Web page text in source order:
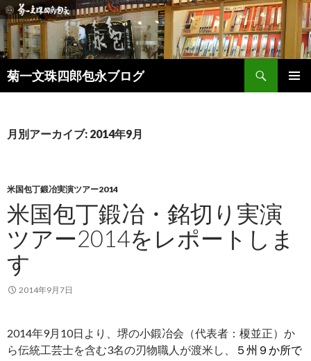
菊一文珠四郎包永ブログ
検
索
ン
キ
ッ
プ
月別アーカイブ: 2014年9月
米国包丁鍛冶実演ツアー2014
米国包丁鍛冶・銘切り実演
ツアー2014をレポートしま
す
2014年9月7日
2014年9月10日より、堺の小鍛冶会（代表者：榎並正）か
ら伝統工芸士を含む3名の刃物職人が渡米し、
５州９か所で